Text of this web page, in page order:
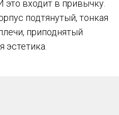
это входит в привычку.
подтянутый, тонкая
приподнятый
эстетика.